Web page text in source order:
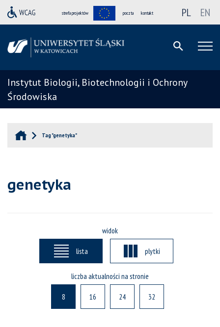
strefa projektów poczta kontakt PL EN
Instytut Biologii, Biotechnologii i Ochrony
Środowiska
Tag "genetyka"
genetyka
widok
lista plytki
liczba aktualności na stronie
8 16 24 32